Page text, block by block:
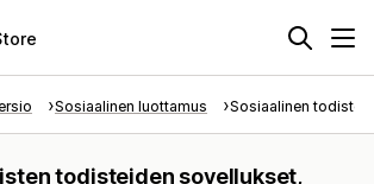
Sosiaalinen luottamus Sosiaalinen todiste
todisteiden sovellukset,